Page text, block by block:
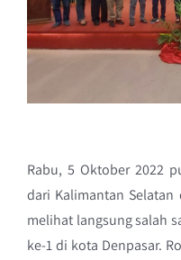
Rabu, 5 Oktober 2022
dari Kalimantan Selatan
melihat langsung salah
ke-1 di kota Denpasar.